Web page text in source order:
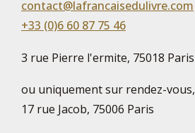
contact@lafrancaisedulivre.com
+33 (0)6 60 87 75 46
3 rue Pierre l'ermite, 75018 Paris
ou uniquement sur rendez-vous,
17 rue Jacob, 75006 Paris